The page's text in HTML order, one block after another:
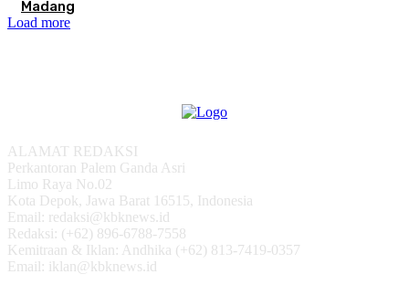
Madang
Load more
ALAMAT REDAKSI
Perkantoran Palem Ganda Asri
Limo Raya No.02
Kota Depok, Jawa Barat 16515, Indonesia
Email: redaksi@kbknews.id
Redaksi: (+62) 896-6788-7558
Kemitraan & Iklan: Andhika (+62) 813-7419-0357
Email: iklan@kbknews.id